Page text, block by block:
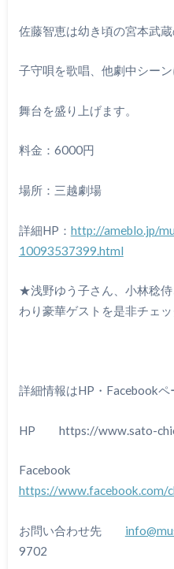
佐藤智恵は幼き頃の宮本武蔵
子守唄を歌唱、他劇中シー
舞台を盛り上げます。
料金：6000円
場所：三越劇場
詳細HP： http://ameblo.jp/
10093537399.html
★浅野ゆう子さん、小林稔
わり豪華ゲストを是非チェ
詳細情報はHP・Facebookペ
HP https://www.sato-
Facebook
https://www.facebook.com/
お問い合わせ先
9702